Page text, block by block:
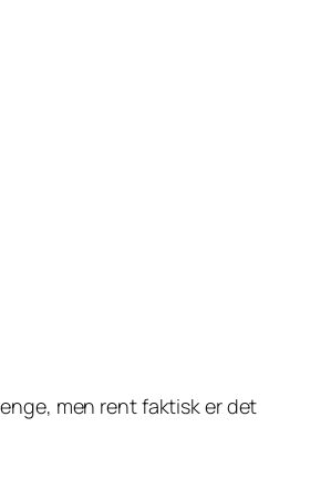
men rent faktisk er det